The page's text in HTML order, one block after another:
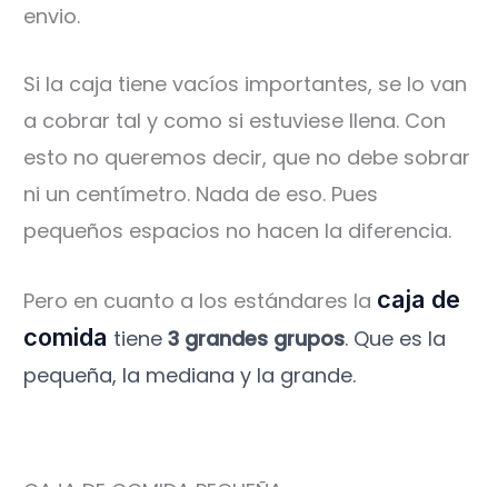
envio.
Si la caja tiene vacíos importantes, se lo van
a cobrar tal y como si estuviese llena. Con
esto no queremos decir, que no debe sobrar
ni un centímetro. Nada de eso. Pues
pequeños espacios no hacen la diferencia.
Pero en cuanto a los estándares la caja de
comida tiene 3 grandes grupos. Que es la
pequeña, la mediana y la grande.